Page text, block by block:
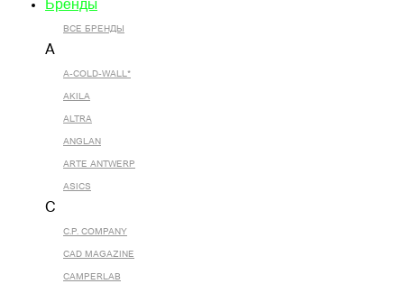
Бренды
ВСЕ БРЕНДЫ
A
A-COLD-WALL*
AKILA
ALTRA
ANGLAN
ARTE ANTWERP
ASICS
C
C.P. COMPANY
CAD MAGAZINE
CAMPERLAB